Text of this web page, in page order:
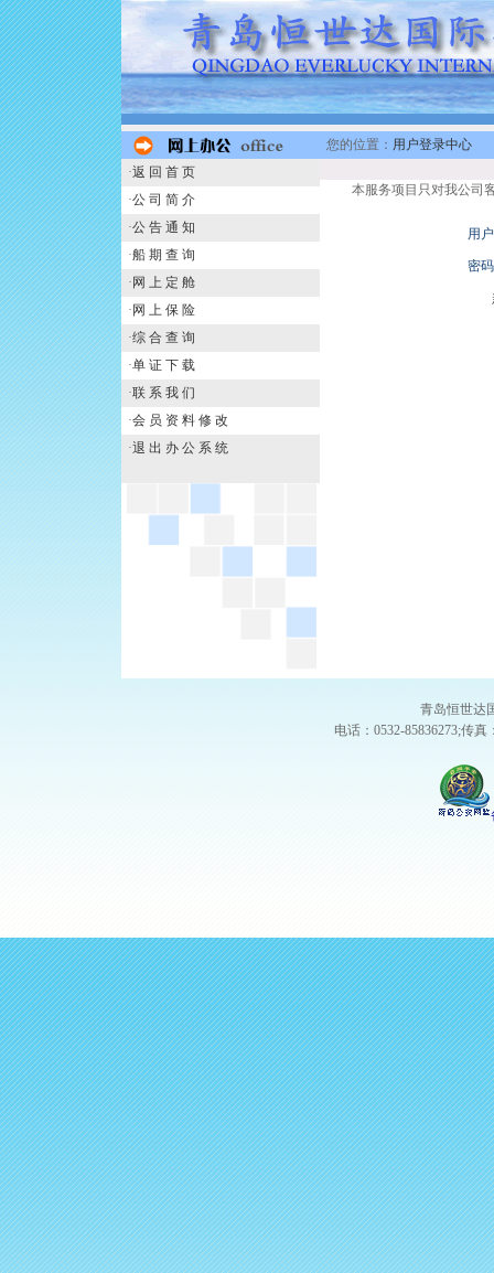
·返 回 首 页
·公 司 简 介
·公 告 通 知
·船 期 查 询
· 网 上 定 舱
· 网 上 保 险
·综 合 查 询
·单 证 下 载
·联 系 我 们
·会 员 资 料 修 改
·退 出 办 公 系 统
您的位置： 用户登录中心
本服务项目只对我公司
用
密
青岛恒世达
电话：0532-85836273;传